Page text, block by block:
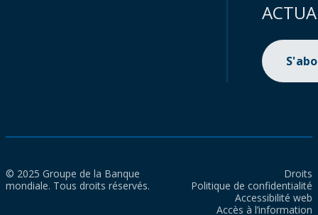
© 2025 Groupe de la Banque
mondiale. Tous droits réservés.
Droits
Politique de confidentialité
Accessibilité web
Accès à l’information